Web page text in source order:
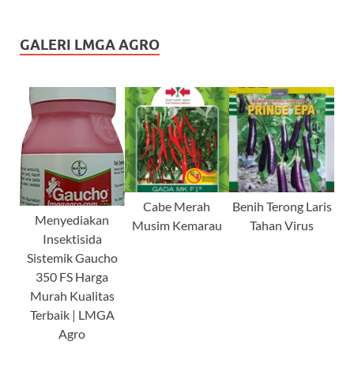
GALERI LMGA AGRO
Menyediakan
Insektisida
Sistemik Gaucho
350 FS Harga
Murah Kualitas
Terbaik | LMGA
Agro
Cabe Merah
Musim Kemarau
Benih Terong Laris
Tahan Virus